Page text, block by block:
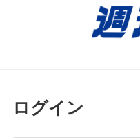
不動産情報
ログイン